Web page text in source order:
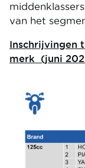
van het
Inschrijvingen
merk (juni
Image